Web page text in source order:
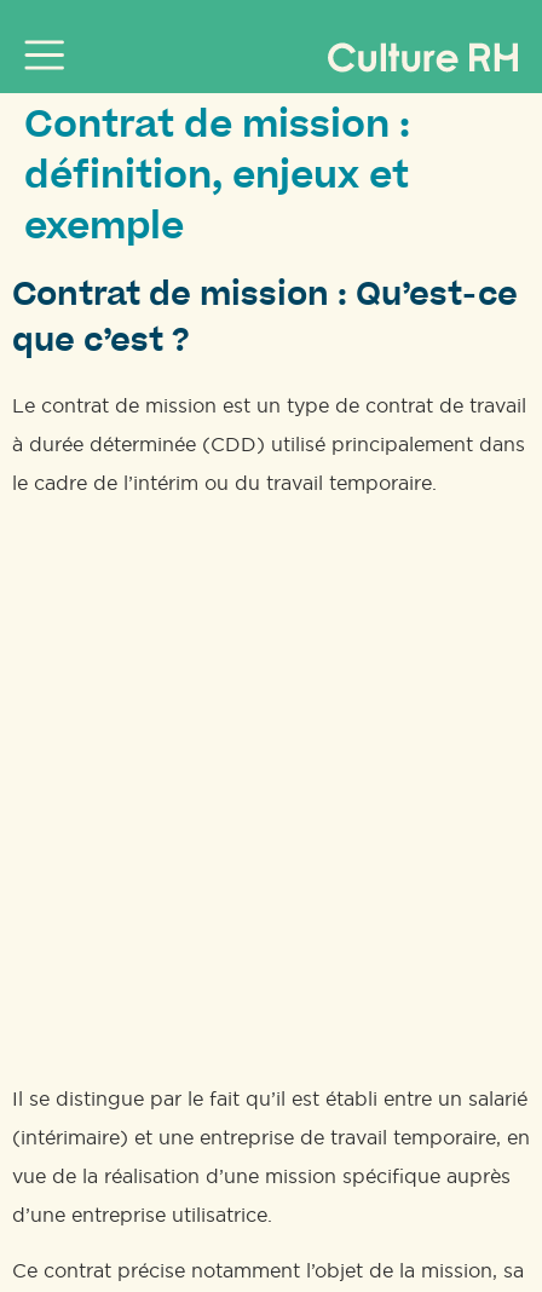
Contrat de mission :
définition, enjeux et
exemple
Contrat de mission : Qu’est-ce
que c’est ?
Le contrat de mission est un type de contrat de travail
à durée déterminée (CDD) utilisé principalement dans
le cadre de l’intérim ou du travail temporaire.
Il se distingue par le fait qu’il est établi entre un salarié
(intérimaire) et une entreprise de travail temporaire, en
vue de la réalisation d’une mission spécifique auprès
d’une entreprise utilisatrice.
Ce contrat précise notamment l’objet de la mission, sa